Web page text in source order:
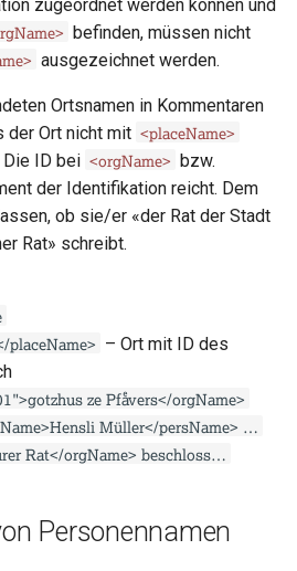
zugeordnet werden können und
befinden, müssen nicht
ausgezeichnet werden.
Ortsnamen in Kommentaren
der Ort nicht mit <placeName>
ID bei <orgName> bzw.
der Identifikation reicht. Dem
ob sie/er «der Rat der Stadt
Rat» schreibt.
placeName> – Ort mit ID des
ze Pfaͤvers</orgName>
Müller</persName> …
Rat</orgName> beschloss…
Personennamen